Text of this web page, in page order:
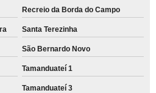
Recreio da Borda do Campo
Santa Terezinha
São Bernardo Novo
Tamanduateí 1
Tamanduateí 3